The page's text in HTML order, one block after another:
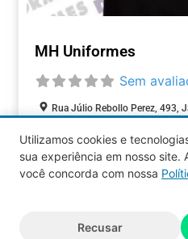
MH Uniformes
Sem
Rua Júlio Rebollo Perez, 493,
COMÉRCIOS
reservados.
Utilizamos cookies e
sua experiência em nosso site.
você concorda com nossa
Recusar